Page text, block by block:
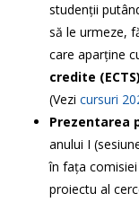
studenții
să le urmeze,
care aparține
credite (ECTS)
(Vezi cursuri
Prezentarea
anului I
în fața
proiectu al